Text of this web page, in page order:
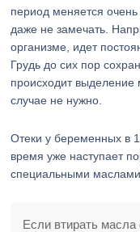
период меняется
даже не замечать.
организме, идет
Грудь до сих пор
происходит выделение
случае не нужно.
Отеки у беременных в
время уже наступает
специальными маслами,
Если втирать